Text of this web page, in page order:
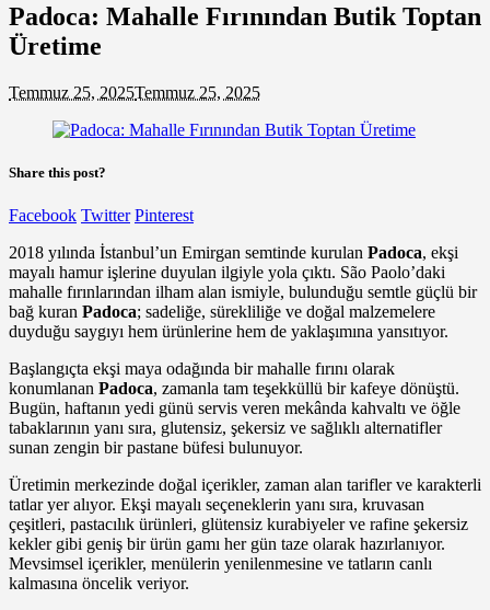
Padoca: Mahalle Fırınından Butik Toptan
Üretime
Temmuz 25, 2025Temmuz 25, 2025
Share this post?
Facebook Twitter Pinterest
2018 yılında İstanbul’un Emirgan semtinde kurulan Padoca, ekşi
mayalı hamur işlerine duyulan ilgiyle yola çıktı. São Paolo’daki
mahalle fırınlarından ilham alan ismiyle, bulunduğu semtle güçlü bir
bağ kuran Padoca; sadeliğe, sürekliliğe ve doğal malzemelere
duyduğu saygıyı hem ürünlerine hem de yaklaşımına yansıtıyor.
Başlangıçta ekşi maya odağında bir mahalle fırını olarak
konumlanan Padoca, zamanla tam teşekküllü bir kafeye dönüştü.
Bugün, haftanın yedi günü servis veren mekânda kahvaltı ve öğle
tabaklarının yanı sıra, glutensiz, şekersiz ve sağlıklı alternatifler
sunan zengin bir pastane büfesi bulunuyor.
Üretimin merkezinde doğal içerikler, zaman alan tarifler ve karakterli
tatlar yer alıyor. Ekşi mayalı seçeneklerin yanı sıra, kruvasan
çeşitleri, pastacılık ürünleri, glütensiz kurabiyeler ve rafine şekersiz
kekler gibi geniş bir ürün gamı her gün taze olarak hazırlanıyor.
Mevsimsel içerikler, menülerin yenilenmesine ve tatların canlı
kalmasına öncelik veriyor.